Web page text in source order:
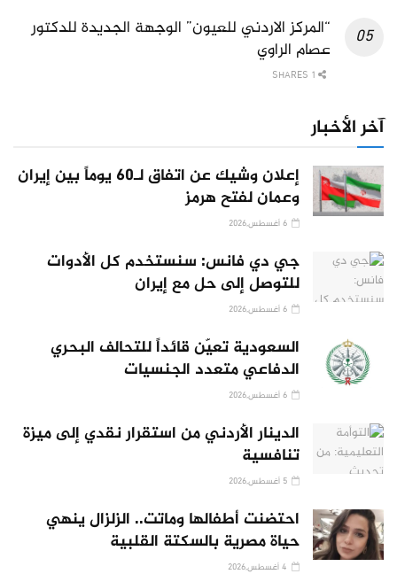
“المركز الاردني للعيون” الوجهة الجديدة للدكتور
عصام الراوي
آخر الأخبار
إعلان وشيك عن اتفاق لـ60 يوماً بين إيران
وعمان لفتح هرمز
جي دي فانس: سنستخدم كل الأدوات
للتوصل إلى حل مع إيران
السعودية تعيّن قائداً للتحالف البحري
الدفاعي متعدد الجنسيات
الدينار الأردني من استقرار نقدي إلى ميزة
تنافسية
احتضنت أطفالها وماتت.. الزلزال ينهي
حياة مصرية بالسكتة القلبية